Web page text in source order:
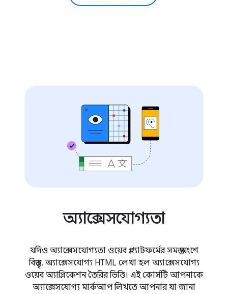
অ্যাক্সেসযোগ্যতা
যদিও অ্যাক্সেসযোগ্যতা ওয়েব প্ল্যাটফর্মের সমস্ত অংশে
বিস্তৃত, অ্যাক্সেসযোগ্য HTML লেখা হল অ্যাক্সেসযোগ্য
ওয়েব অ্যাপ্লিকেশন তৈরির ভিত্তি। এই কোর্সটি আপনাকে
অ্যাক্সেসযোগ্য মার্কআপ লিখতে আপনার যা জানা